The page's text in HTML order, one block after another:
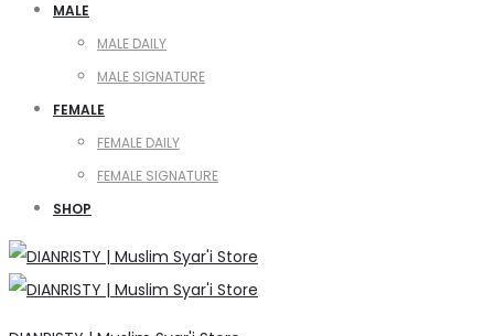
MALE
MALE DAILY
MALE SIGNATURE
FEMALE
FEMALE DAILY
FEMALE SIGNATURE
SHOP